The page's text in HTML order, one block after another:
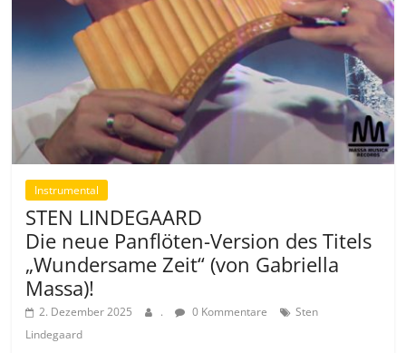
Instrumental
STEN LINDEGAARD
Die neue Panflöten-Version des Titels
„Wundersame Zeit“ (von Gabriella
Massa)!
2. Dezember 2025 . 0 Kommentare
Sten
Lindegaard